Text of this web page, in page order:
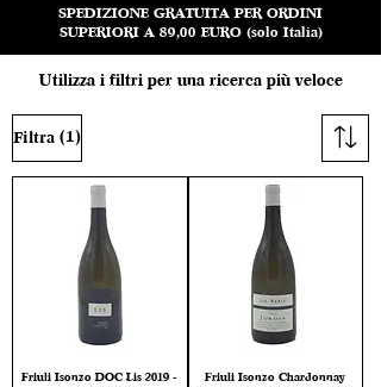
SPEDIZIONE GRATUITA PER ORDINI
SUPERIORI A 89,00 EURO (solo Italia)
Utilizza i filtri per una ricerca più veloce
Filtra (1)
Friuli Isonzo DOC Lis 2019 -
Friuli Isonzo Chardonnay